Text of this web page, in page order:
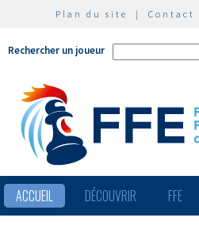
Plan du site | Contact
Rechercher un joueur
ACCUEIL DÉCOUVRIR FFE